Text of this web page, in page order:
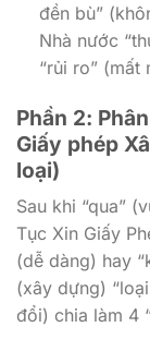
đền bù”
Nhà nước
“rủi ro” (mất
Phần 2:
Giấy phép
loại)
Sau khi “qua”
Tục Xin Giấy
(dễ dàng) hay
(xây dựng)
đổi) chia làm 4